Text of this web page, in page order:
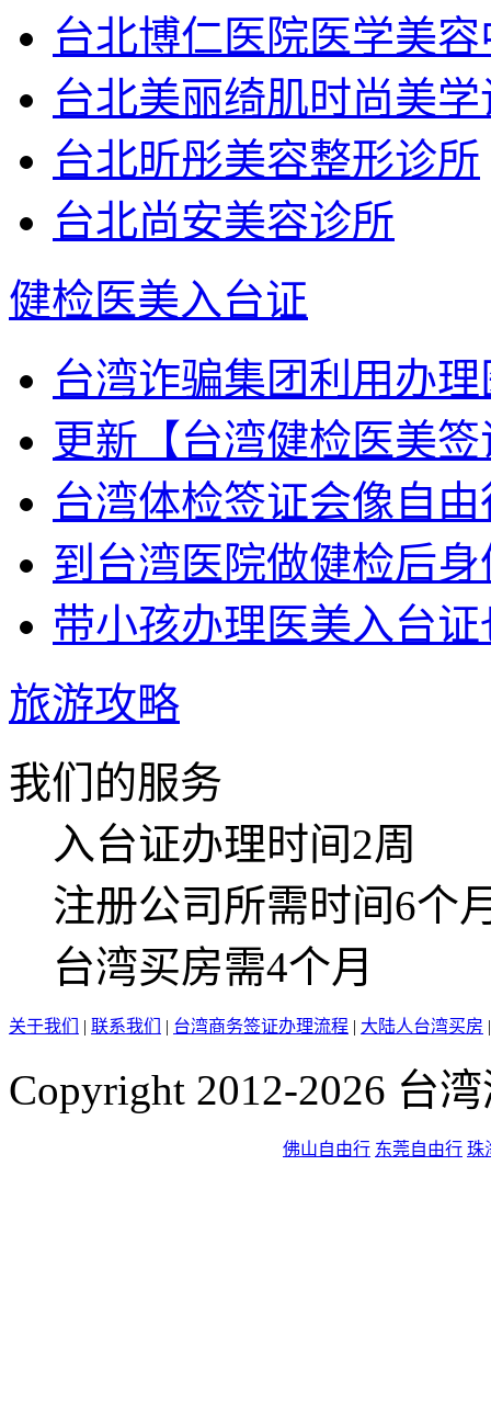
台北博仁医院医学美
台北美丽绮肌时尚美
台北昕彤美容整形诊所
台北尚安美容诊所
健检医美入台证
台湾诈骗集团利用办
更新【台湾健检医美
台湾体检签证会像自
到台湾医院做健检后
带小孩办理医美入台
旅游攻略
我们的服务
入台证办理时间2周
注册公司 所需时间6个
台湾买房需4个月
关于我们 | 联系我们 | 台湾商务签证办理流程 | 大陆人台湾买房
Copyright 2012-2026 台
佛山自由行 东莞自由行 珠